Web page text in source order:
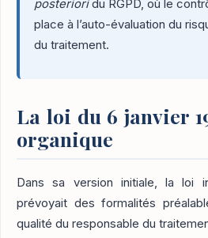
posterioridu RGPD, où le
place à l’auto-évaluation du
du traitement.
La loi du 6 janvier
organique
Dans sa version initiale, la loi
prévoyait des formalités
qualité du responsable du